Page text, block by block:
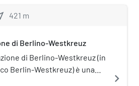
421 m
di Berlino-Westkreuz
di Berlino-Westkreuz (in
Berlin-Westkreuz) è una
navigate_next